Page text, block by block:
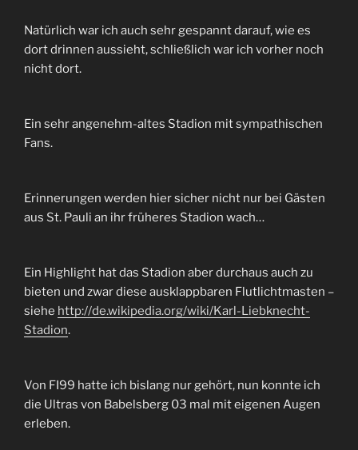
Natürlich war ich auch sehr gespannt darauf, wie es
dort drinnen aussieht, schließlich war ich vorher noch
nicht dort.
Ein sehr angenehm-altes Stadion mit sympathischen
Fans.
Erinnerungen werden hier sicher nicht nur bei Gästen
aus St. Pauli an ihr früheres Stadion wach…
Ein Highlight hat das Stadion aber durchaus auch zu
bieten und zwar diese ausklappbaren Flutlichtmasten –
siehe http://de.wikipedia.org/wiki/Karl-Liebknecht-
Stadion.
Von FI99 hatte ich bislang nur gehört, nun konnte ich
die Ultras von Babelsberg 03 mal mit eigenen Augen
erleben.